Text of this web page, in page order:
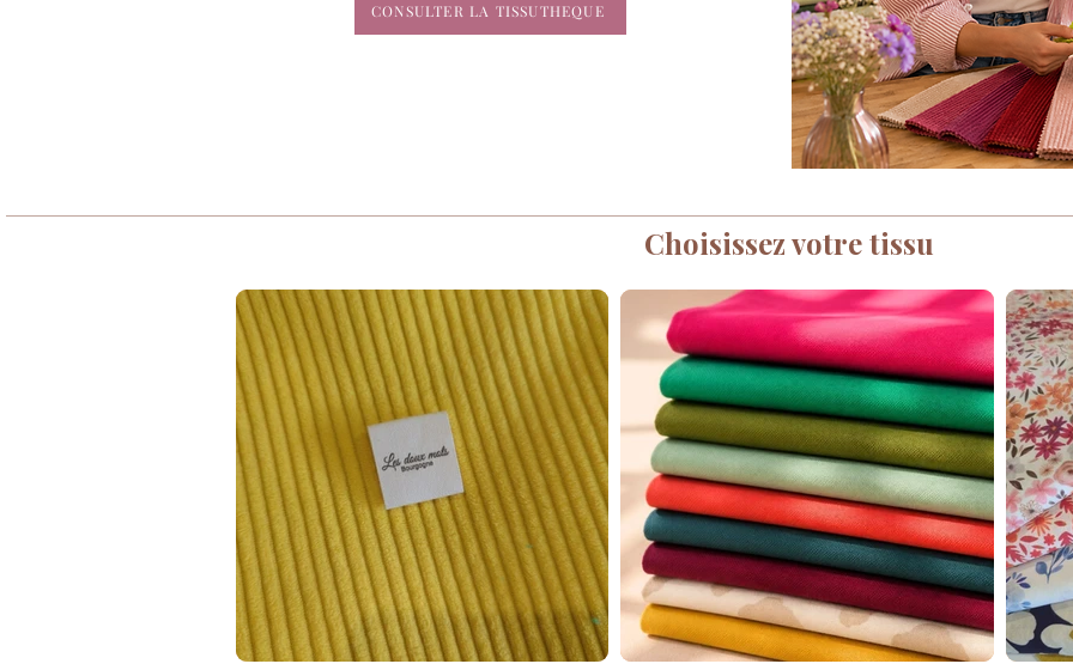
CONSULTER LA TISSUTHEQUE
Choisissez votre tissu